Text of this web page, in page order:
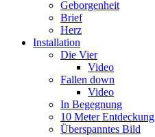
Geborgenheit
Brief
Herz
Installation
Die Vier
Video
Fallen down
Video
In Begegnung
10 Meter Entdeckung
Überspanntes Bild